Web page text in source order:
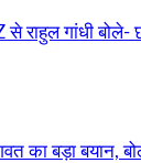
राहुल गांधी
बड़ा बयान,